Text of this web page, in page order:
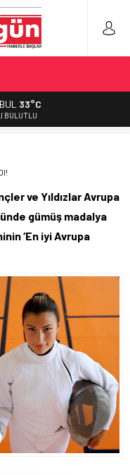
BÜYÜK HATALAR
33°C
BULUTLU
ve Yıldızlar Avrupa
gümüş madalya
‘En iyi Avrupa